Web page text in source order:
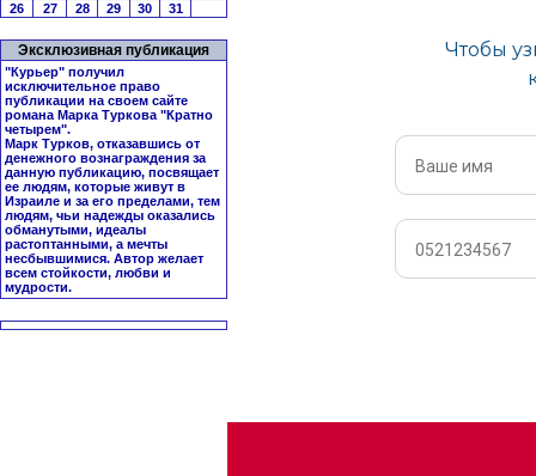
26
27 28 29 30 31
Эксклюзивная публикация
"Курьер" получил
исключительное право
публикации на своем сайте
романа Марка Туркова "Кратно
четырем".
Марк Турков, отказавшись от
денежного вознаграждения за
данную публикацию, посвящает
ее людям, которые живут в
Израиле и за его пределами, тем
людям, чьи надежды оказались
обманутыми, идеалы
растоптанными, а мечты
несбывшимися. Автор желает
всем стойкости, любви и
мудрости.